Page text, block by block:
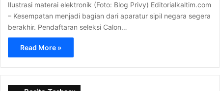
Ilustrasi materai elektronik (Foto: Blog Privy) Editorialkaltim.com
– Kesempatan menjadi bagian dari aparatur sipil negara segera
berakhir. Pendaftaran seleksi Calon…
Read More »